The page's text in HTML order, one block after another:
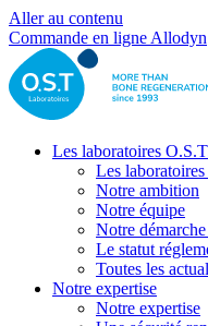
Aller au contenu
Commande en ligne Allodyn
Les laboratoires
Les
Notre ambition
Notre équipe
Notre
Le statut
Toutes les
Notre expertise
Notre expertise